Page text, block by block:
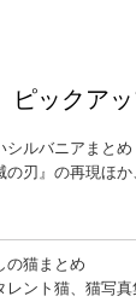
ピックア
シルバニアまとめ
の刃』の再現ほ
の猫まとめ
レント猫、猫写